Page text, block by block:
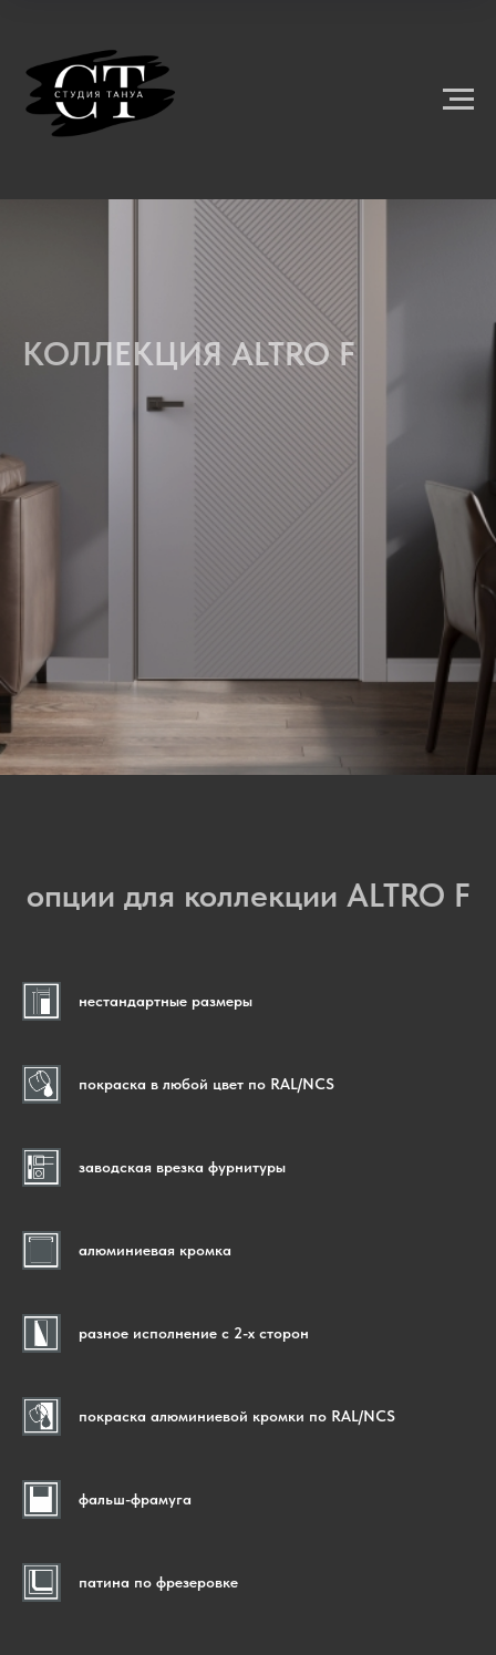
КОЛЛЕКЦИЯ ALTRO F
опции для коллекции ALTRO F
нестандартные размеры
покраска в любой цвет по RAL/NCS
заводская врезка фурнитуры
алюминиевая кромка
разное исполнение с 2-х сторон
покраска алюминиевой кромки по RAL/NCS
фальш-фрамуга
патина по фрезеровке